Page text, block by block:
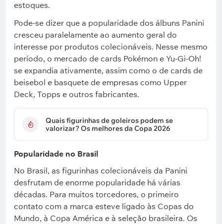
estoques.
Pode-se dizer que a popularidade dos álbuns Panini
cresceu paralelamente ao aumento geral do
interesse por produtos colecionáveis. Nesse mesmo
período, o mercado de cards Pokémon e Yu-Gi-Oh!
se expandia ativamente, assim como o de cards de
beisebol e basquete de empresas como Upper
Deck, Topps e outros fabricantes.
Quais figurinhas de goleiros podem se
valorizar? Os melhores da Copa 2026
Popularidade no Brasil
No Brasil, as figurinhas colecionáveis da Panini
desfrutam de enorme popularidade há várias
décadas. Para muitos torcedores, o primeiro
contato com a marca esteve ligado às Copas do
Mundo, à Copa América e à seleção brasileira. Os